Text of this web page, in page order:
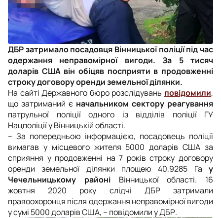
ДБР затримало посадовця Вінницької поліції під час
одержання неправомірної вигоди. За 5 тисяч
доларів США він обіцяв посприяти в продовженні
строку договору оренди земельної ділянки.
На сайті Державного бюро розслідувань повідомили,
що затриманий є начальником сектору реагування
патрульної поліції одного із відділів поліції ГУ
Нацполіції у Вінницькій області.
– За попередньою інформацією, посадовець поліції
вимагав у місцевого жителя 5000 доларів США за
сприяння у продовженні на 7 років строку договору
оренди земельної ділянки площею 40,9285 Га у
Чечельницькому районіВінницької області. 16
жовтня 2020 року слідчі ДБР затримали
правоохоронця після одержання неправомірної вигоди
у сумі 5000 доларів США, – повідомили у ДБР.